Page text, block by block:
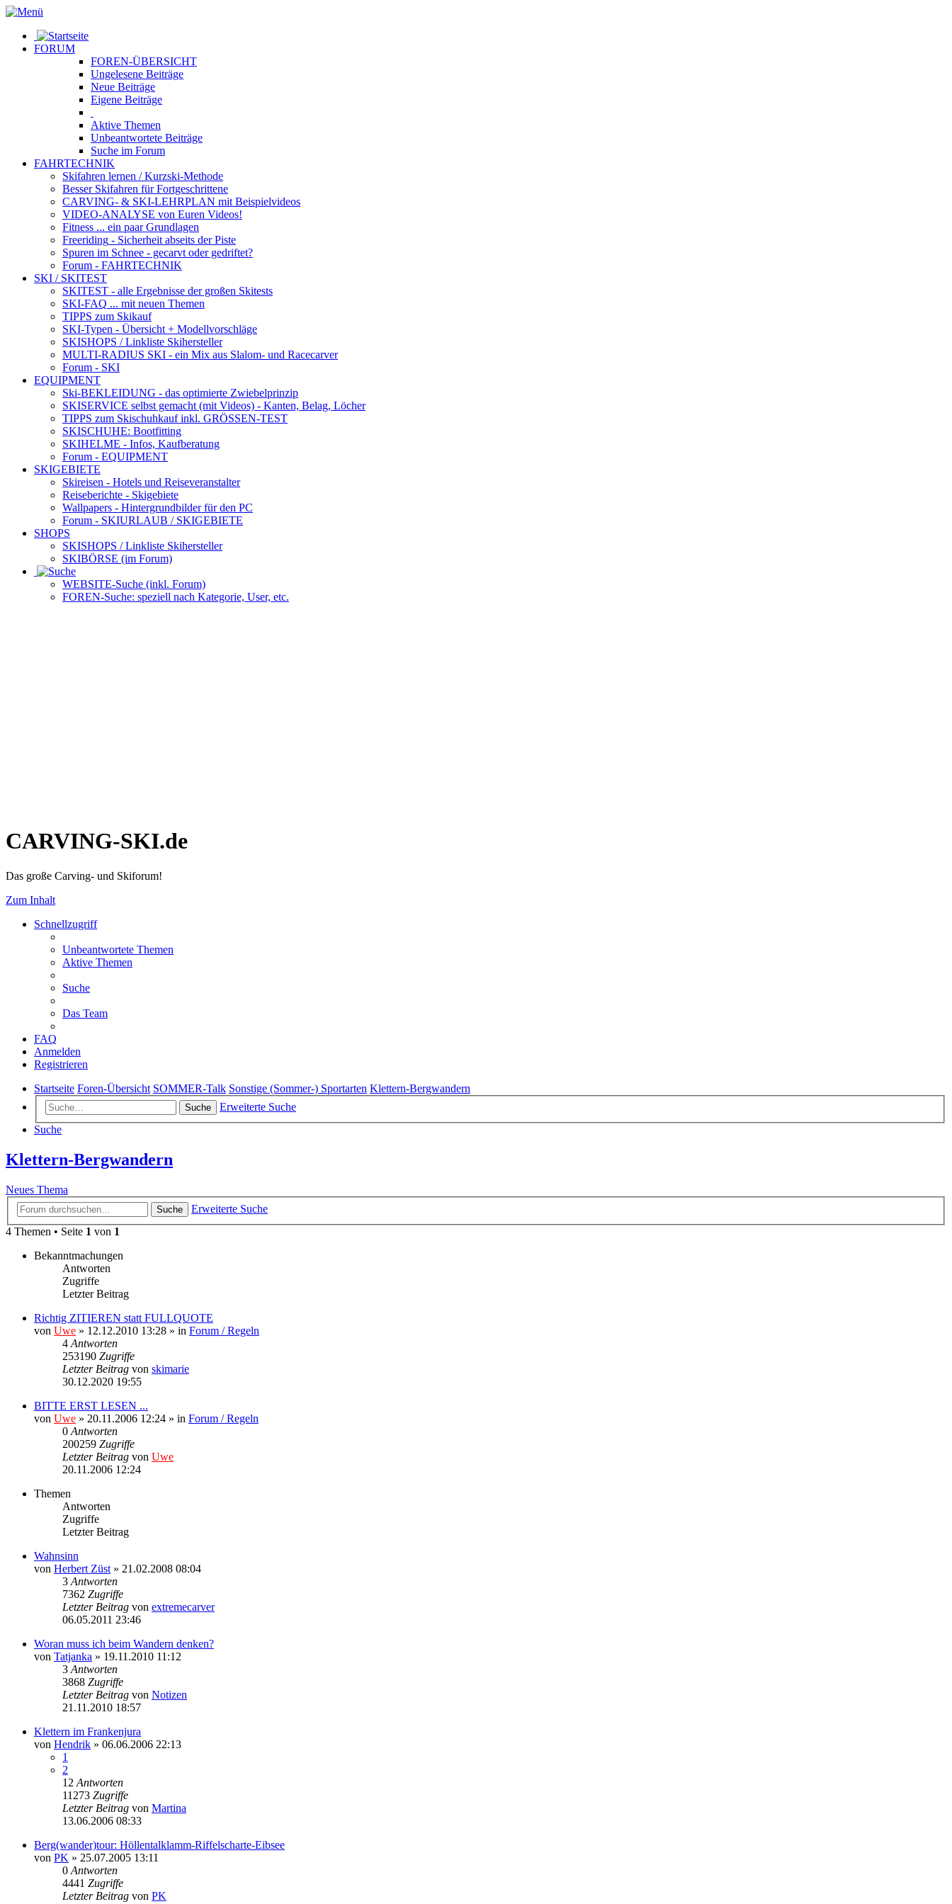
FORUM
FOREN-ÜBERSICHT
Ungelesene Beiträge
Neue Beiträge
Eigene Beiträge
Aktive Themen
Unbeantwortete Beiträge
Suche im Forum
FAHRTECHNIK
Skifahren lernen / Kurzski-Methode
Besser Skifahren für Fortgeschrittene
CARVING- & SKI-LEHRPLAN mit Beispielvideos
VIDEO-ANALYSE von Euren Videos!
Fitness ... ein paar Grundlagen
Freeriding - Sicherheit abseits der Piste
Spuren im Schnee - gecarvt oder gedriftet?
Forum - FAHRTECHNIK
SKI / SKITEST
SKITEST - alle Ergebnisse der großen Skitests
SKI-FAQ ... mit neuen Themen
TIPPS zum Skikauf
SKI-Typen - Übersicht + Modellvorschläge
SKISHOPS / Linkliste Skihersteller
MULTI-RADIUS SKI - ein Mix aus Slalom- und Racecarver
Forum - SKI
EQUIPMENT
Ski-BEKLEIDUNG - das optimierte Zwiebelprinzip
SKISERVICE selbst gemacht (mit Videos) - Kanten, Belag, Löcher
TIPPS zum Skischuhkaufinkl. GRÖSSEN-TEST
SKISCHUHE: Bootfitting
SKIHELME - Infos, Kaufberatung
Forum - EQUIPMENT
SKIGEBIETE
Skireisen - Hotels und Reiseveranstalter
Reiseberichte - Skigebiete
Wallpapers - Hintergrundbilder für den PC
Forum - SKIURLAUB / SKIGEBIETE
SHOPS
SKISHOPS / Linkliste Skihersteller
SKIBÖRSE (im Forum)
WEBSITE-Suche (inkl. Forum)
FOREN-Suche: speziell nach Kategorie, User, etc.
CARVING-SKI.de
Das große Carving- und Skiforum!
Zum Inhalt
Schnellzugriff
Unbeantwortete Themen
Aktive Themen
Suche
Das Team
FAQ
Anmelden
Registrieren
Startseite Foren-Übersicht SOMMER-Talk Sonstige (Sommer-) Sportarten Klettern-Bergwandern
Suche
Erweiterte Suche
Suche
Klettern-Bergwandern
Neues Thema
Suche
Erweiterte Suche
4 Themen • Seite 1 von 1
Bekanntmachungen
Antworten
Zugriffe
Letzter Beitrag
Richtig ZITIEREN statt FULLQUOTE
von Uwe » 12.12.2010 13:28 » in Forum / Regeln
4 Antworten
253190 Zugriffe
Letzter Beitrag von skimarie
30.12.2020 19:55
BITTE ERST LESEN ...
von Uwe » 20.11.2006 12:24 » in Forum / Regeln
0 Antworten
200259 Zugriffe
Letzter Beitrag von Uwe
20.11.2006 12:24
Themen
Antworten
Zugriffe
Letzter Beitrag
Wahnsinn
von Herbert Züst » 21.02.2008 08:04
3 Antworten
7362 Zugriffe
Letzter Beitrag von extremecarver
06.05.2011 23:46
Woran muss ich beim Wandern denken?
von Tatjanka » 19.11.2010 11:12
3 Antworten
3868 Zugriffe
Letzter Beitrag von Notizen
21.11.2010 18:57
Klettern im Frankenjura
von Hendrik » 06.06.2006 22:13
1
2
12 Antworten
11273 Zugriffe
Letzter Beitrag von Martina
13.06.2006 08:33
Berg(wander)tour: Höllentalklamm-Riffelscharte-Eibsee
von PK » 25.07.2005 13:11
0 Antworten
4441 Zugriffe
Letzter Beitrag von PK